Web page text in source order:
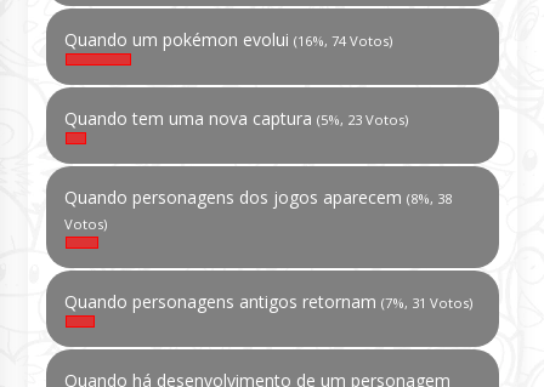
Quando um pokémon evolui (16%, 74 Votos)
Quando tem uma nova captura (5%, 23 Votos)
Quando personagens dos jogos aparecem (8%, 38
Votos)
Quando personagens antigos retornam (7%, 31 Votos)
Quando há desenvolvimento de um personagem